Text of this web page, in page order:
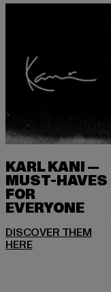
KARL KANI —
MUST-HAVES
FOR
EVERYONE
DISCOVER THEM
HERE